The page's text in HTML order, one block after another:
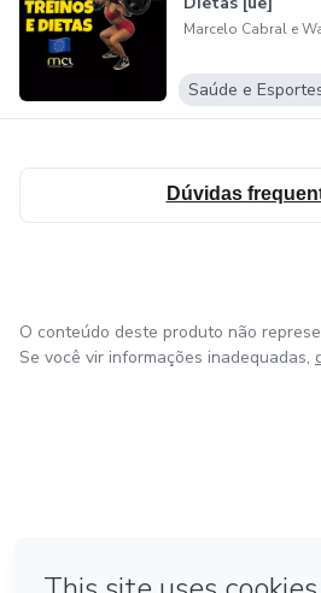
Saúde e
Dúvidas
O conteúdo deste produto não
Se você vir informações inadequadas,
Feito com ❤ em Bogotá